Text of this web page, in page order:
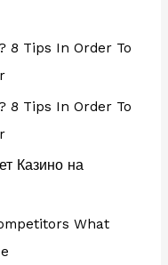
8 Tips In Order To
8 Tips In Order To
Казино на
What